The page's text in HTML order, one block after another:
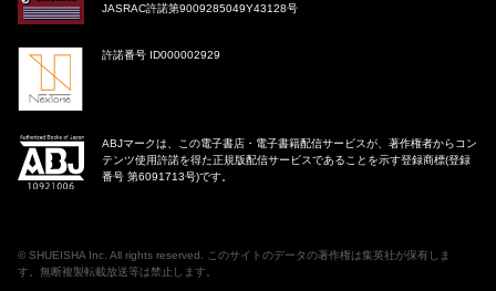
JASRAC許諾第9009285049Y43128号
許諾番号 ID000002929
ABJマークは、この電子書店・電子書籍配信サービスが、著作権者からコン
テンツ使用許諾を得た正規版配信サービスであることを示す登録商標(登録
番号 第6091713号)です。
© SHUEISHA Inc. All rights reserved. このサイトのデータの著作権は集英社が保有しま
す。無断複製転載放送等は禁止します。